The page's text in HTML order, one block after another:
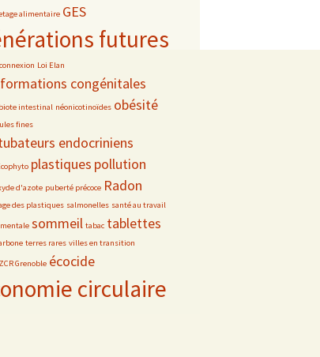
alimentaire GES
futures
Loi Elan
congénitales
intestinal néonicotinoïdes obésité
fines
endocriniens
plastiques pollution
d'azote puberté précoce Radon
des plastiques salmonelles santé au travail
sommeil tabac tablettes
terres rares villes en transition
Grenoble écocide
circulaire